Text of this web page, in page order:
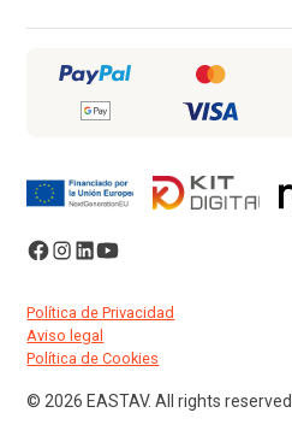
© 2026 EASTAV. All rights reserved.
Política de Privacidad
Aviso legal
Política de Cookies